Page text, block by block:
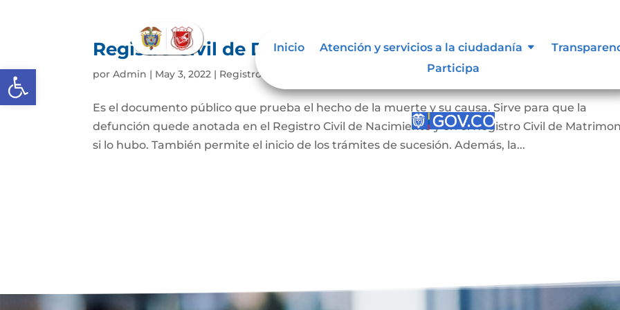
Abrir barra de herramientas
Inicio Atención y servicios a la ciudadanía
Participa
Inicio Atención y servicios a la ciudadanía
Participa
Registro Civil de Defunción
porAdmin | May 3, 2022 | Registro civil de defunción
Es el documento público que prueba el hecho de la muerte y su causa. Sirve para que la
defunción quede anotada en el Registro Civil de Nacimiento y en el Registro Civil de
si lo hubo. También permite el inicio de los trámites de sucesión. Además, la...